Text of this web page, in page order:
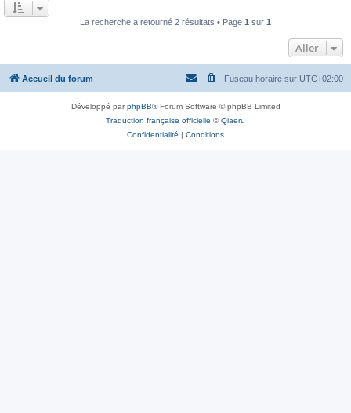
La recherche a retourné 2 résultats • Page 1 sur 1
Aller
Accueil du forum Fuseau horaire sur UTC+02:00
Développé parphpBB® Forum Software © phpBB Limited
Traduction française officielle ©Qiaeru
Confidentialité | Conditions